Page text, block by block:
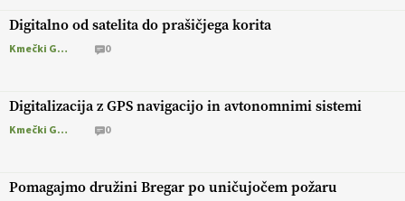
Digitalno od satelita do prašičjega korita
Kmečki Glas 0
Digitalizacija z GPS navigacijo in avtonomnimi sistemi
Kmečki Glas 0
Pomagajmo družini Bregar po uničujočem požaru